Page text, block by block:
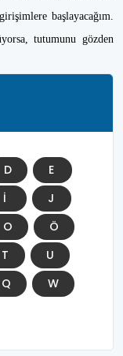
başlayacağım.
tutumunu gözden
D
E
İ
J
O
Ö
T
U
Q
W